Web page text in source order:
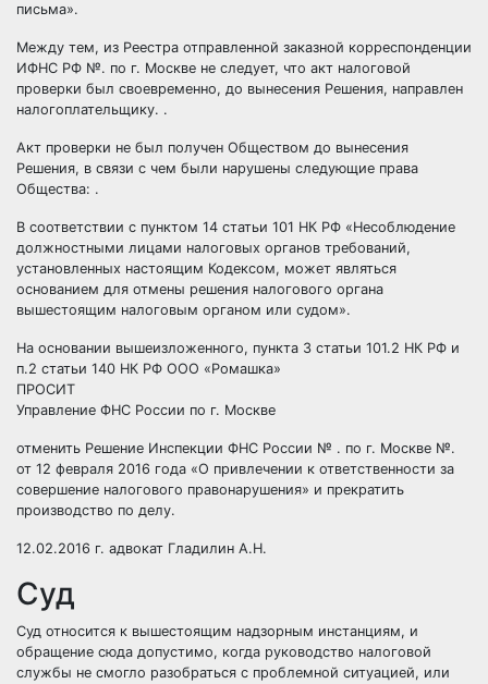
письма».
Между тем, из Реестра отправленной заказной корреспонденции
ИФНС РФ №. по г. Москве не следует, что акт налоговой
проверки был своевременно, до вынесения Решения, направлен
налогоплательщику. .
Акт проверки не был получен Обществом до вынесения
Решения, в связи с чем были нарушены следующие права
Общества: .
В соответствии с пунктом 14 статьи 101 НК РФ «Несоблюдение
должностными лицами налоговых органов требований,
установленных настоящим Кодексом, может являться
основанием для отмены решения налогового органа
вышестоящим налоговым органом или судом».
На основании вышеизложенного, пункта 3 статьи 101.2 НК РФ и
п.2 статьи 140 НК РФ ООО «Ромашка»
ПРОСИТ
Управление ФНС России по г. Москве
отменить Решение Инспекции ФНС России № . по г. Москве №.
от 12 февраля 2016 года «О привлечении к ответственности за
совершение налогового правонарушения» и прекратить
производство по делу.
12.02.2016 г. адвокат Гладилин А.Н.
Суд
Суд относится к вышестоящим надзорным инстанциям, и
обращение сюда допустимо, когда руководство налоговой
службы не смогло разобраться с проблемной ситуацией, или